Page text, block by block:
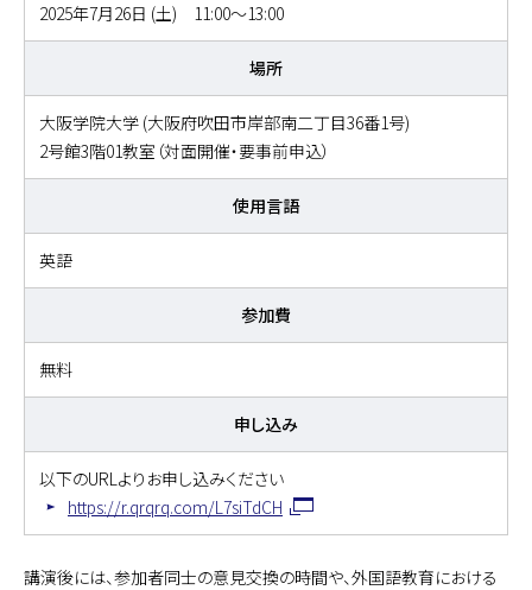
2025年7月26日 (土) 11:00～13:00
場所
大阪学院大学 (大阪府吹田市岸部南二丁目36番1号)
2号館3階01教室（対面開催・要事前申込）
使用言語
英語
参加費
無料
申し込み
以下のURLよりお申し込みください
https://r.qrqrq.com/L7siTdCH
講演後には、参加者同士の意見交換の時間や、外国語教育における